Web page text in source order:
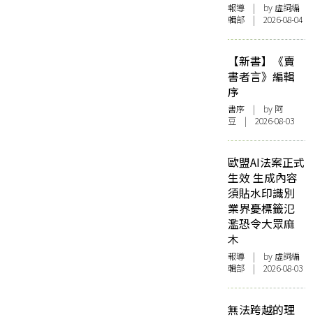
報導 | by 虛詞編
輯部 | 2026-08-04
【新書】《賣
書者言》編輯
序
書序 | by 阿
豆 | 2026-08-03
歐盟AI法案正式
生效 生成內容
須貼水印識別
業界憂標籤氾
濫恐令大眾麻
木
報導 | by 虛詞編
輯部 | 2026-08-03
無法跨越的理